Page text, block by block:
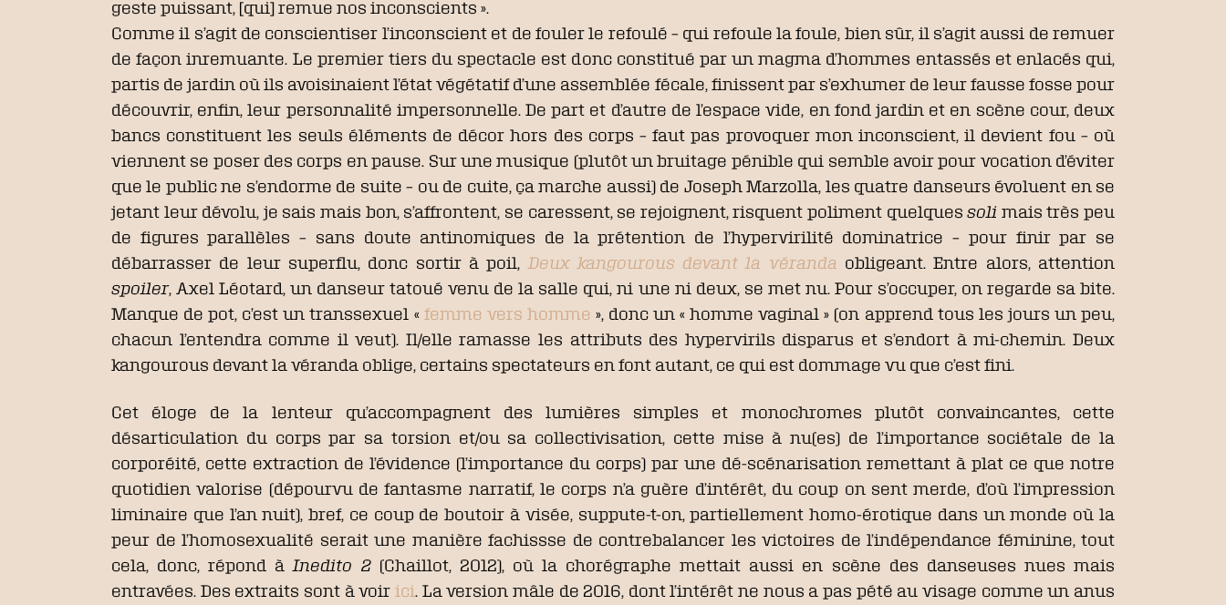
geste puissant, [qui] remue nos inconscients ».
Comme il s’agit de conscientiser l’inconscient et de fouler le refoulé – qui refoule la foule, bien sûr, il s’agit aussi de remuer
de façon inremuante. Le premier tiers du spectacle est donc constitué par un magma d’hommes entassés et enlacés qui,
partis de jardin où ils avoisinaient l’état végétatif d’une assemblée fécale, finissent par s’exhumer de leur fausse fosse pour
découvrir, enfin, leur personnalité impersonnelle. De part et d’autre de l’espace vide, en fond jardin et en scène cour, deux
bancs constituent les seuls éléments de décor hors des corps – faut pas provoquer mon inconscient, il devient fou – où
viennent se poser des corps en pause. Sur une musique (plutôt un bruitage pénible qui semble avoir pour vocation d’éviter
que le public ne s’endorme de suite – ou de cuite, ça marche aussi) de Joseph Marzolla, les quatre danseurs évoluent en se
jetant leur dévolu, je sais mais bon, s’affrontent, se caressent, se rejoignent, risquent poliment quelquessoli mais très peu
de figures parallèles – sans doute antinomiques de la prétention de l’hypervirilité dominatrice – pour finir par se
débarrasser de leur superflu, donc sortir à poil,
Deux kangourous devant la véranda obligeant. Entre alors, attention
spoiler, Axel Léotard, un danseur tatoué venu de la salle qui, ni une ni deux, se met nu. Pour s’occuper, on regarde sa bite.
Manque de pot, c’est un transsexuel « femme vers homme », donc un « homme vaginal » (on apprend tous les jours un peu,
chacun l’entendra comme il veut). Il/elle ramasse les attributs des hypervirils disparus et s’endort à mi-chemin. Deux
kangourous devant la véranda oblige, certains spectateurs en font autant, ce qui est dommage vu que c’est fini.
Cet éloge de la lenteur qu’accompagnent des lumières simples et monochromes plutôt convaincantes, cette
désarticulation du corps par sa torsion et/ou sa collectivisation, cette mise à nu(es) de l’importance sociétale de la
corporéité, cette extraction de l’évidence (l’importance du corps) par une dé-scénarisation remettant à plat ce que notre
quotidien valorise (dépourvu de fantasme narratif, le corps n’a guère d’intérêt, du coup on sent merde, d’où l’impression
liminaire que l’an nuit), bref, ce coup de boutoir à visée, suppute-t-on, partiellement homo-érotique dans un monde où la
peur de l’homosexualité serait une manière fachissse de contrebalancer les victoires de l’indépendance féminine, tout
cela, donc, répond à Inedito 2(Chaillot, 2012), où la chorégraphe mettait aussi en scène des danseuses nues mais
entravées. Des extraits sont à voir ici . La version mâle de 2016, dont l’intérêt ne nous a pas pété au visage comme un anus